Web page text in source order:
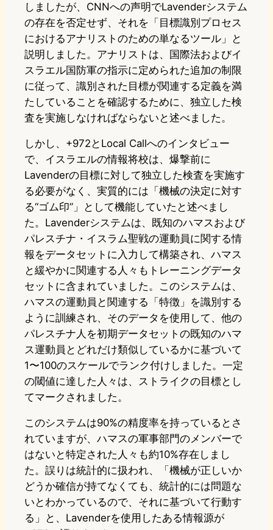
しましたが、CNNへの声明でLavenderシステム
の存在を否定せず、それを「目標識別プロセス
におけるアナリストのための単なるツール」と
説明しました。アナリストは、国際法およびイ
スラエル国防軍の指示に定められた追加の制限
に従って、識別された目標が関連する定義を満
たしていることを確認するために、独立した検
査を実施しなければならないと述べました。
しかし、+972とLocal Callへのインタビュー
で、イスラエルの情報将校は、爆撃前に
Lavenderの目標に対して独立した検査を実施す
る必要がなく、実質的には「機械の決定に対す
る“ゴム印”」として機能していたと述べまし
た。Lavenderシステムは、既知のハマスおよび
パレスチナ・イスラム聖戦の運動員に関する情
報をデータセットに入力して構築され、ハマス
と緩やかに関連する人々もトレーニングデータ
セットに含まれていました。このシステムは、
ハマスの運動員と関連する「特徴」を識別する
ように訓練され、そのデータを使用して、他の
パレスチナ人を初期データセットの既知のハマ
ス運動員とどれだけ類似しているかに基づいて
1〜100のスケールでランク付けしました。一定
の閾値に達した人々は、ストライクの目標とし
てマークされました。
このシステムは90%の精度率を持っているとさ
れていますが、ハマスの軍事部門のメンバーで
はないと特定された人々も約10%存在しまし
た。誤りは統計的に扱われ、「機械が正しいか
どうか確信が持てなくても、統計的には問題な
いとわかっているので、それに基づいて行動す
る」と、Lavenderを使用したある情報源が